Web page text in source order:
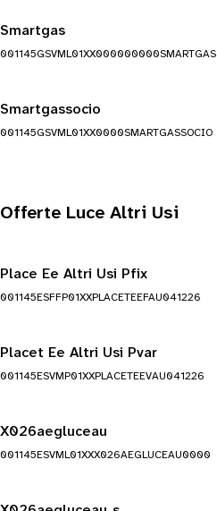
Smartgas
001145GSVML01XX000000000SMARTGAS
Smartgassocio
001145GSVML01XX0000SMARTGASSOCIO
Offerte Luce Altri Usi
Place Ee Altri Usi Pfix
001145ESFFP01XXPLACETEEFAU041226
Placet Ee Altri Usi Pvar
001145ESVMP01XXPLACETEEVAU041226
X026aegluceau
001145ESVML01XXX026AEGLUCEAU0000